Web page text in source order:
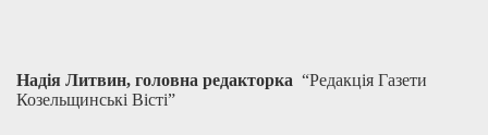
Надія Литвин, головна редакторка “Редакція Газети
Козельщинські Вісті”